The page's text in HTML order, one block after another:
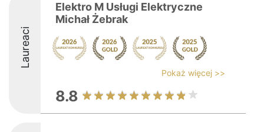
Laureaci
Elektro M Usługi Elektryczne
Michał Żebrak
Pokaż więcej >>
8.8